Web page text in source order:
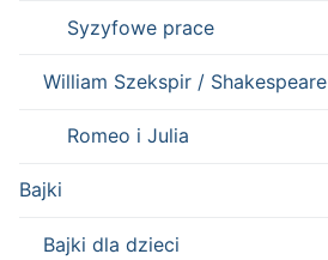
Syzyfowe prace
William Szekspir / Shakespeare
Romeo i Julia
Bajki
Bajki dla dzieci